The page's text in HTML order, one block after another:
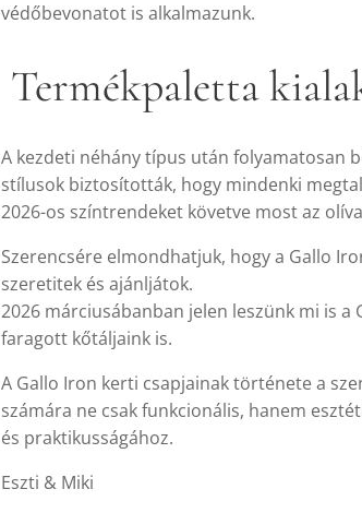
védőbevonatot is alkalmazunk.
Termékpaletta
A kezdeti néhány típus után folyamatosan
stílusok biztosították, hogy mindenki
2026-os színtrendeket követve most az
Szerencsére elmondhatjuk, hogy a Gallo
szeretitek és ajánljátok.
2026 márciusábanban jelen leszünk mi is
faragott kőtáljaink is.
A Gallo Iron kerti csapjainak története a
számára ne csak funkcionális, hanem
és praktikusságához.
Eszti & Miki